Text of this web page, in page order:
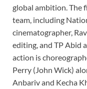
global ambition. The
team, including
cinematographer,
editing, and TP Abid
action is
Perry (John Wick)
Anbariv and Kecha